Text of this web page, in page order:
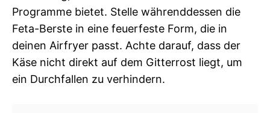
Programme bietet. Stelle währenddessen die
Feta-Berste in eine feuerfeste Form, die in
deinen Airfryer passt. Achte darauf, dass der
Käse nicht direkt auf dem Gitterrost liegt, um
ein Durchfallen zu verhindern.